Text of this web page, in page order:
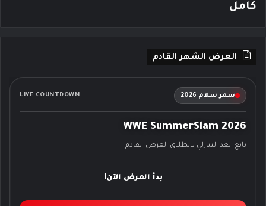
كامل
العرض الشهر القادم
سمر سلام 2026 LIVE COUNTDOWN
WWE SummerSlam 2026
تابع العد التنازلي لانطلاق العرض القادم
بدأ العرض الآن!